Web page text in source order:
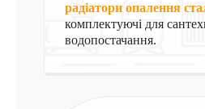
радiатори опалення
комплектуючі для
водопостачання.